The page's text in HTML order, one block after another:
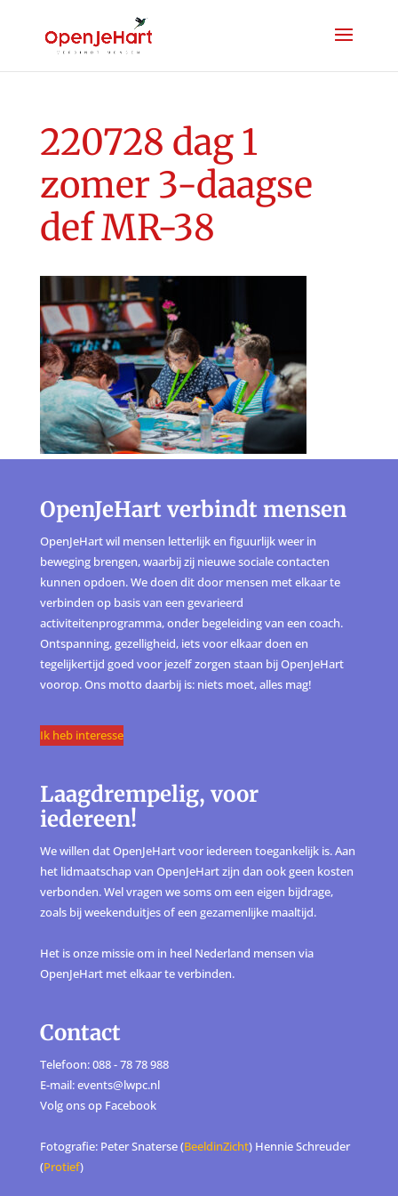
220728 dag 1
zomer 3-daagse
def MR-38
OpenJeHart verbindt mensen
OpenJeHart wil mensen letterlijk en figuurlijk weer in
beweging brengen, waarbij zij nieuwe sociale contacten
kunnen opdoen. We doen dit door mensen met elkaar te
verbinden op basis van een gevarieerd
activiteitenprogramma, onder begeleiding van een coach.
Ontspanning, gezelligheid, iets voor elkaar doen en
tegelijkertijd goed voor jezelf zorgen staan bij OpenJeHart
voorop. Ons motto daarbij is: niets moet, alles mag!
Ik heb interesse
Laagdrempelig, voor
iedereen!
We willen dat OpenJeHart voor iedereen toegankelijk is. Aan
het lidmaatschap van OpenJeHart zijn dan ook geen kosten
verbonden. Wel vragen we soms om een eigen bijdrage,
zoals bij weekenduitjes of een gezamenlijke maaltijd.
Het is onze missie om in heel Nederland mensen via
OpenJeHart met elkaar te verbinden.
Contact
Telefoon: 088 - 78 78 988
E-mail: events@lwpc.nl
Volg ons op Facebook
Fotografie: Peter Snaterse (BeeldinZicht) Hennie Schreuder
(Protief)